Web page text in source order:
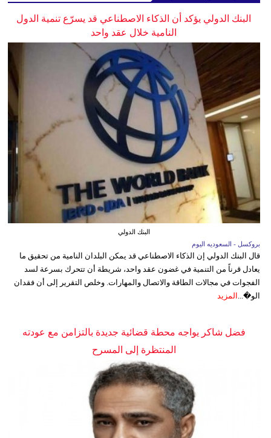
البنك الدولي يؤكد أن الذكاء الاصطناعي قد يسرّع تنمية الدول
النامية خلال عقد واحد
البنك الدولي
بروكسل - السعوديه اليوم
قال البنك الدولي إن الذكاء الاصطناعي قد يمكن البلدان النامية من تحقيق ما
يعادل قرناً من التنمية في غضون عقد واحد، شريطة أن تتحرك بسرعة لسد
الفجوات في مجالات الطاقة والاتصال والمهارات. وخلص التقرير إلى أن فقدان
الو�... المزيد
فضل شاكر يواجه محطة قضائية جديدة بالتزامن مع عودته
المنتظرة إلى المسرح